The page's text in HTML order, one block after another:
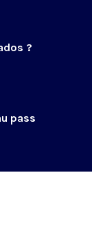
?
pass